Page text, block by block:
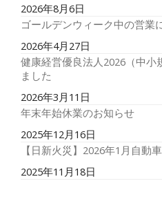
2026年8月6日
ゴールデンウィーク中の営業
2026年4月27日
健康経営優良法人2026（中
ました
2026年3月11日
年末年始休業のお知らせ
2025年12月16日
【日新火災】2026年1月自動
2025年11月18日